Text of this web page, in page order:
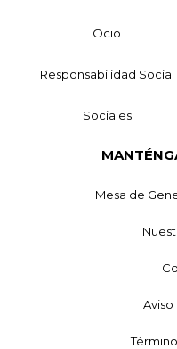
Ocio
Responsabilidad Social
Sociales
Mesa de